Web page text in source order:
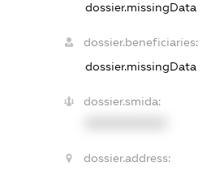
dossier.missingData
dossier.beneficiaries:
dossier.missingData
dossier.smida:
dossier.address: